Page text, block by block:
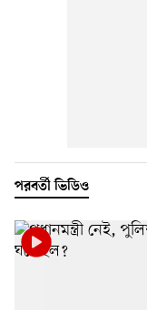
পরবর্তী ভিডিও